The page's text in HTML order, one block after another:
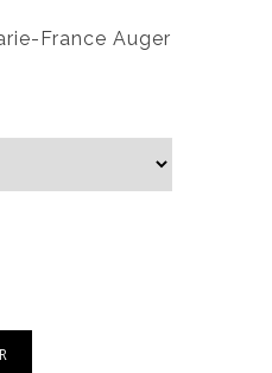
,
0
$
France Auger